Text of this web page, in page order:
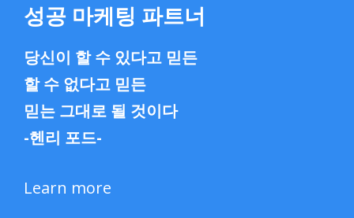
성공 마케팅 파트너
당신이 할 수 있다고 믿든
할 수 없다고 믿든
믿는 그대로 될 것이다
-헨리 포드-
Learn more